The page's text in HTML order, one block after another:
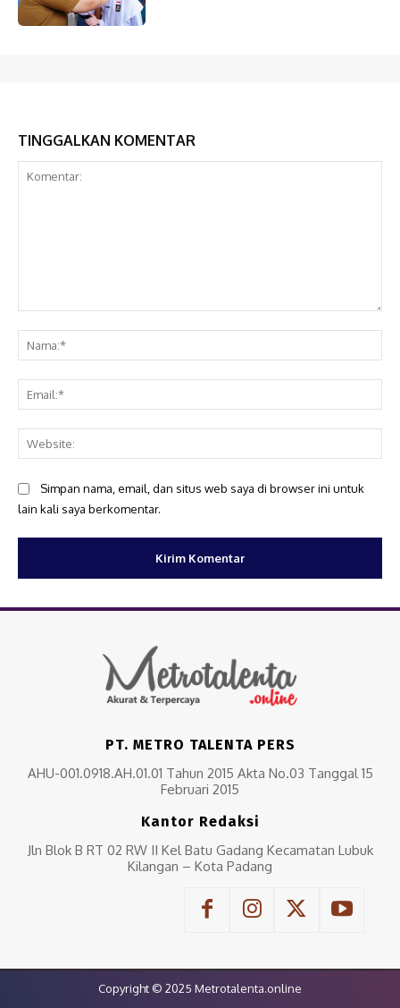
TINGGALKAN KOMENTAR
Simpan nama, email, dan situs web saya di browser ini untuk
lain kali saya berkomentar.
PT. METRO TALENTA PERS
AHU-001.0918.AH.01.01 Tahun 2015 Akta No.03 Tanggal 15
Februari 2015
Kantor Redaksi
Jln Blok B RT 02 RW II Kel Batu Gadang Kecamatan Lubuk
Kilangan – Kota Padang
Copyright © 2025 Metrotalenta.online